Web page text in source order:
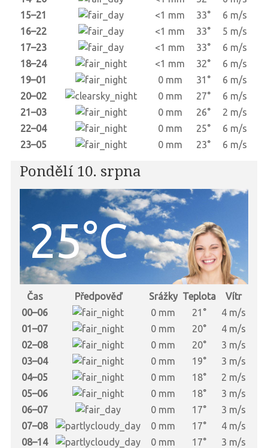
15–21
<1 mm 33°
6 m/s
16–22
<1 mm 33°
5 m/s
17–23
<1 mm 33°
6 m/s
18–24
<1 mm 32°
6 m/s
19–01
0 mm 31°
6 m/s
20–02
0 mm 27°
6 m/s
21–03
0 mm 26°
2 m/s
22–04
0 mm 25°
6 m/s
23–05
0 mm 23° 6 m/s
Pondělí 10. srpna
25°C
Čas Předpověď Srážky Teplota
Vítr
00–06
0 mm 21°
4 m/s
01–07
0 mm 20°
4 m/s
02–08
0 mm 20°
3 m/s
03–04
0 mm 19°
3 m/s
04–05
0 mm 18°
2 m/s
05–06
0 mm 18°
3 m/s
06–07
0 mm 17°
3 m/s
07–08
0 mm 17°
4 m/s
08–14
0 mm 17°
3 m/s